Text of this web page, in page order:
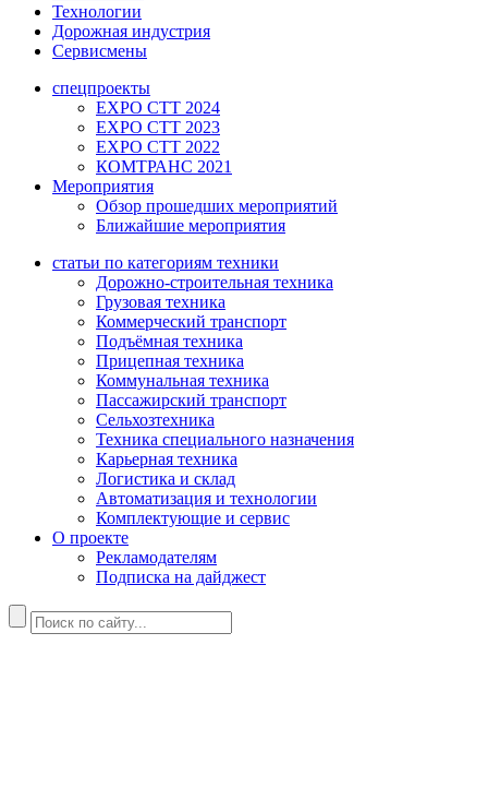
Технологии
Дорожная индустрия
Сервисмены
спецпроекты
EXPO CTT 2024
EXPO CTT 2023
EXPO CTT 2022
КОМТРАНС 2021
Мероприятия
Обзор прошедших мероприятий
Ближайшие мероприятия
статьи по категориям техники
Дорожно-строительная техника
Грузовая техника
Коммерческий транспорт
Подъёмная техника
Прицепная техника
Коммунальная техника
Пассажирский транспорт
Сельхозтехника
Техника специального назначения
Карьерная техника
Логистика и склад
Автоматизация и технологии
Комплектующие и сервис
О проекте
Рекламодателям
Подписка на дайджест